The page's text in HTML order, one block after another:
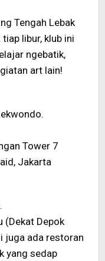
Tengah Lebak
libur, klub ini
ngebatik,
art lain!
Tower 7
Jakarta
(Dekat Depok
juga ada restoran
yang sedap